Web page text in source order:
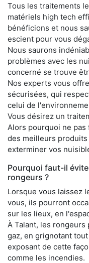
Tous les traitements
matériels high tech
bénéficions et nous
escient pour vous
Nous saurons
problèmes avec les
concerné se trouve
Nos experts vous
sécurisées, qui
celui de
Vous désirez un
Alors pourquoi ne
des meilleurs
exterminer vos
Pourquoi faut-il
rongeurs ?
Lorsque vous laissez
vous, ils pourront
sur les lieux, en
À Talant, les
gaz, en grignotant
exposant de cette
comme les incendies.